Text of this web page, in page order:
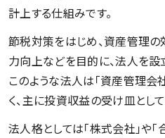
計上する仕組みです。
節税対策をはじめ、資産管理
力向上などを目的に、法人を設
このような法人は「資産管理会
く、主に投資収益の受け皿とし
法人格としては「株式会社」や